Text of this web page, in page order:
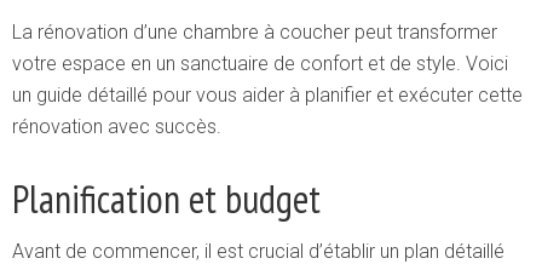
La rénovation d’une chambre à coucher peut transformer
votre espace en un sanctuaire de confort et de style. Voici
un guide détaillé pour vous aider à planifier et exécuter cette
rénovation avec succès.
Planification et budget
Avant de commencer, il est crucial d’établir un plan détaillé